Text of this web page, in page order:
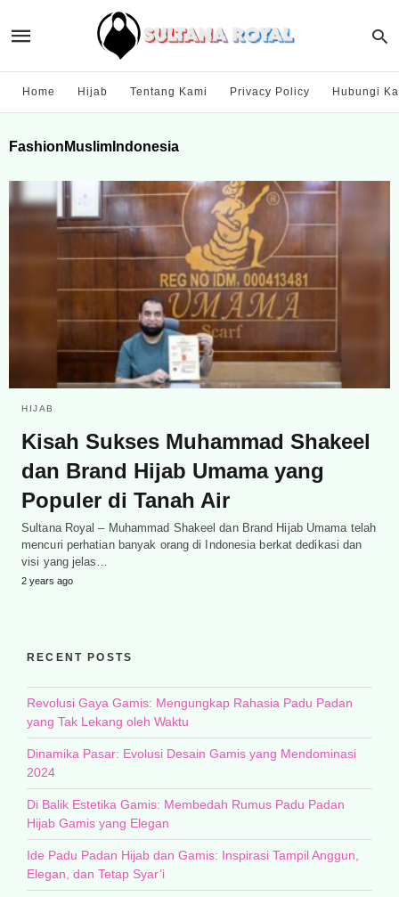
Home Hijab Tentang Kami Privacy Policy Hubungi
FashionMuslimIndonesia
HIJAB
Kisah Sukses Muhammad Shakeel
dan Brand Hijab Umama yang
Populer di Tanah Air
Sultana Royal – Muhammad Shakeel dan Brand Hijab Umama telah
mencuri perhatian banyak orang di Indonesia berkat dedikasi dan
visi yang jelas…
2 years ago
RECENT POSTS
Revolusi Gaya Gamis: Mengungkap Rahasia Padu Padan
yang Tak Lekang oleh Waktu
Dinamika Pasar: Evolusi Desain Gamis yang Mendominasi
2024
Di Balik Estetika Gamis: Membedah Rumus Padu Padan
Hijab Gamis yang Elegan
Ide Padu Padan Hijab dan Gamis: Inspirasi Tampil Anggun,
Elegan, dan Tetap Syar’i